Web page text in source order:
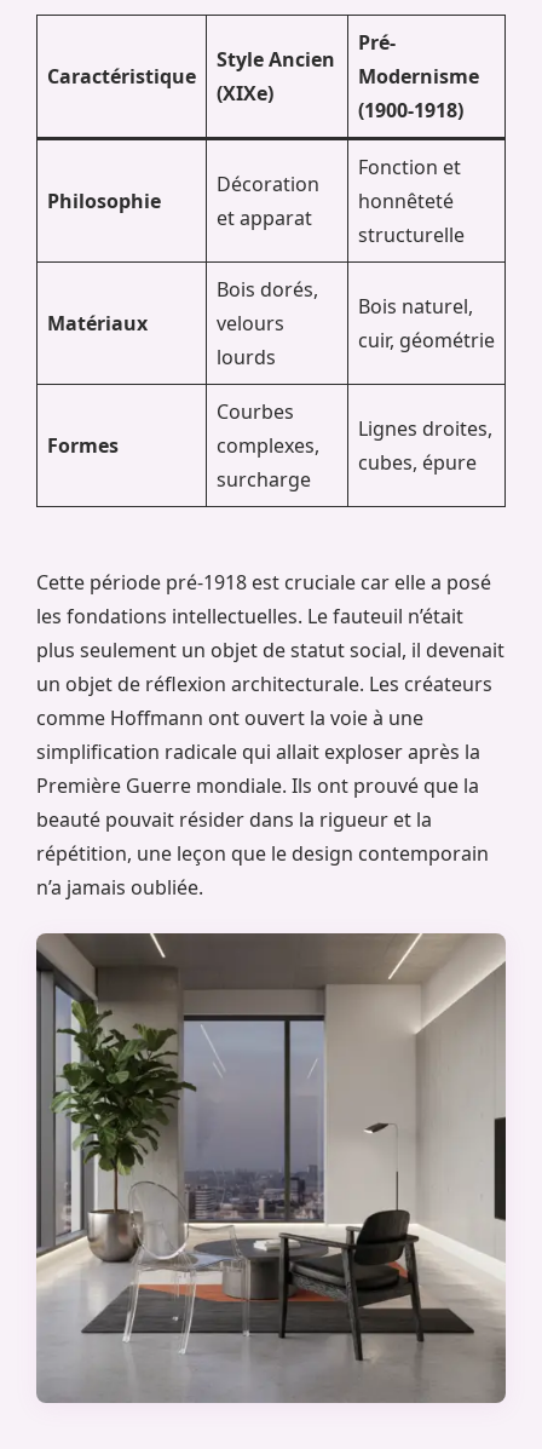
Caractéristique
Style Ancien
(XIXe)
Pré-
Modernisme
(1900-1918)
Philosophie
Décoration
et apparat
Fonction et
honnêteté
structurelle
Matériaux
Bois dorés,
velours
lourds
Bois naturel,
cuir, géométrie
Formes
Courbes
complexes,
surcharge
Lignes droites,
cubes, épure
Cette période pré-1918 est cruciale car elle a posé
les fondations intellectuelles. Le fauteuil n’était
plus seulement un objet de statut social, il devenait
un objet de réflexion architecturale. Les créateurs
comme Hoffmann ont ouvert la voie à une
simplification radicale qui allait exploser après la
Première Guerre mondiale. Ils ont prouvé que la
beauté pouvait résider dans la rigueur et la
répétition, une leçon que le design contemporain
n’a jamais oubliée.